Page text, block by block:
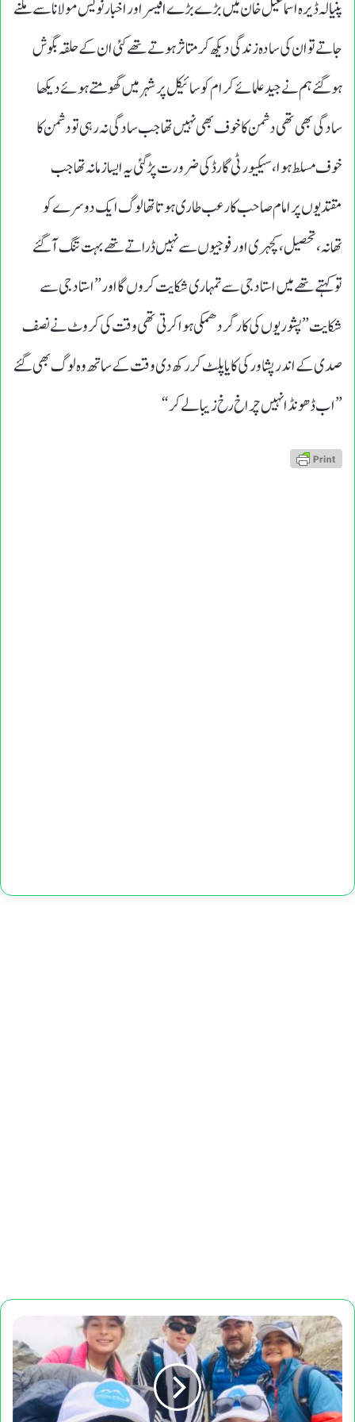
پنیالہ ڈیرہ اسماعیل خان میں بڑے بڑے افیسر اور اخبار نویس مولانا سے ملنے
جاتے تو ان کی سادہ زندگی دیکھ کرمتاثر ہوتے تھے کئی ان کے حلقہ بگوش
ہوگئے ہم نے جیدعلمائے کرام کوسائیکل پرشہر میں گھومتے ہوئے دیکھا
سادگی بھی تھی دشمن کا خوف بھی نہیں تھاجب سادگی نہ رہی تودشمن کا
خوف مسلط ہوا،سیکیورٹی گارڈ کی ضرورت پڑگئی یہ ایسا زمانہ تھا جب
مقتدیوں پرامام صاحب کا رعب طاری ہوتا تھا لوگ ایک دوسرے کو
تھانہ،تحصیل،کچہری اور فوجیوں سے نہیں ڈراتے تھے بہت تنگ آگئے
توکہتے تھے میں استاد جی سے تمہاری شکایت کروں گااور”استاد جی سے
شکایت” پشوریوں کی کارگردھمکی ہواکرتی تھی وقت کی کروٹ نے نصف
صدی کے اندر پشاور کی کایا پلٹ کررکھ دی وقت کے ساتھ وہ لوگ بھی گئے
”اب ڈھونڈ انہیں چراخ رخ زیبا لے کر“
چترال
چارکم
سن
بچوں
نے
تریچ